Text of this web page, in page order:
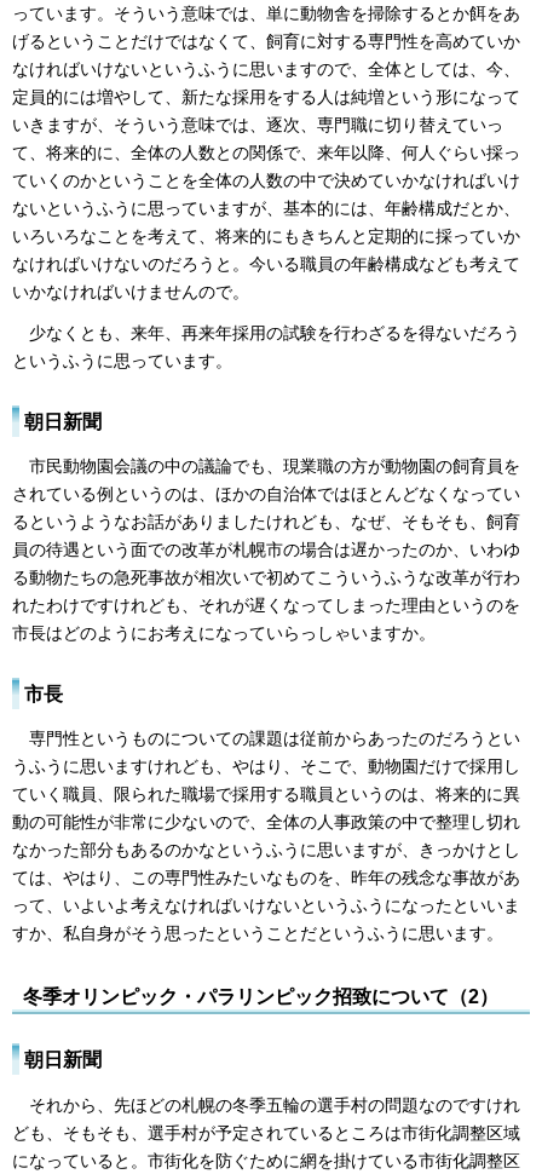
っています。そういう意味では、単に動物舎を掃除するとか餌をあ
げるということだけではなくて、飼育に対する専門性を高めていか
なければいけないというふうに思いますので、全体としては、今、
定員的には増やして、新たな採用をする人は純増という形になって
いきますが、そういう意味では、逐次、専門職に切り替えていっ
て、将来的に、全体の人数との関係で、来年以降、何人ぐらい採っ
ていくのかということを全体の人数の中で決めていかなければいけ
ないというふうに思っていますが、基本的には、年齢構成だとか、
いろいろなことを考えて、将来的にもきちんと定期的に採っていか
なければいけないのだろうと。今いる職員の年齢構成なども考えて
いかなければいけませんので。
少なくとも、来年、再来年採用の試験を行わざるを得ないだろう
というふうに思っています。
朝日新聞
市民動物園会議の中の議論でも、現業職の方が動物園の飼育員を
されている例というのは、ほかの自治体ではほとんどなくなってい
るというようなお話がありましたけれども、なぜ、そもそも、飼育
員の待遇という面での改革が札幌市の場合は遅かったのか、いわゆ
る動物たちの急死事故が相次いで初めてこういうふうな改革が行わ
れたわけですけれども、それが遅くなってしまった理由というのを
市長はどのようにお考えになっていらっしゃいますか。
市長
専門性というものについての課題は従前からあったのだろうとい
うふうに思いますけれども、やはり、そこで、動物園だけで採用し
ていく職員、限られた職場で採用する職員というのは、将来的に異
動の可能性が非常に少ないので、全体の人事政策の中で整理し切れ
なかった部分もあるのかなというふうに思いますが、きっかけとし
ては、やはり、この専門性みたいなものを、昨年の残念な事故があ
って、いよいよ考えなければいけないというふうになったといいま
すか、私自身がそう思ったということだというふうに思います。
冬季オリンピック・パラリンピック招致について（2）
朝日新聞
それから、先ほどの札幌の冬季五輪の選手村の問題なのですけれ
ども、そもそも、選手村が予定されているところは市街化調整区域
になっていると。市街化を防ぐために網を掛けている市街化調整区